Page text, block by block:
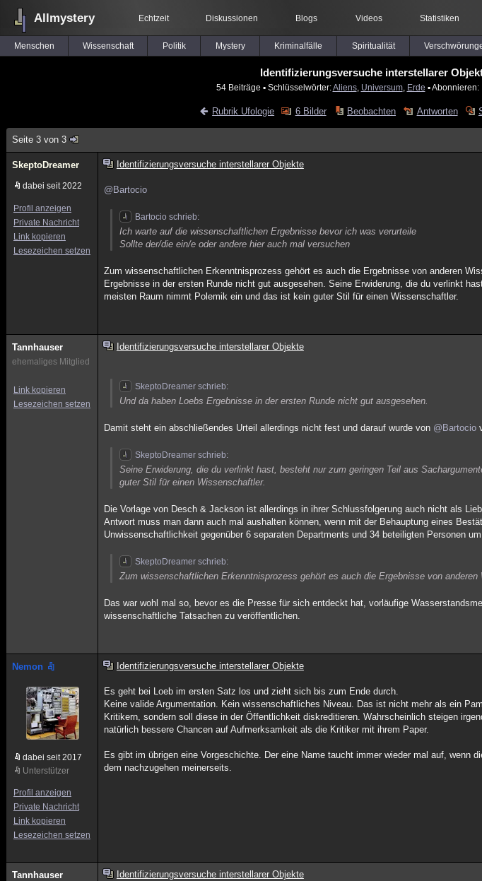
Allmystery Echtzeit Diskussionen Blogs Videos Statistiken
Menschen Wissenschaft Politik Mystery Kriminalfälle Spiritualität
Identifizierungsversuche interstellarer
54 Beiträge ▪ Schlüsselwörter:Aliens, Universum, Erde ▪ Abonnieren:
Rubrik Ufologie 6 Bilder Beobachten Antworten
Seite 3 von 3
SkeptoDreamer
dabei seit 2022
Profil anzeigen
Private Nachricht
Link kopieren
Lesezeichen setzen
Identifizierungsversuche interstellarer Objekte
@Bartocio
Bartocio schrieb:
Ich warte auf die wissenschaftlichen Ergebnisse bevor ich was verurteile
Sollte der/die ein/e oder andere hier auch mal versuchen
Zum wissenschaftlichen Erkenntnisprozess gehört es auch die Ergebnisse von anderen
Ergebnisse in der ersten Runde nicht gut ausgesehen. Seine Erwiderung, die du verlinkt
meisten Raum nimmt Polemik ein und das ist kein guter Stil für einen Wissenschaftler.
Tannhauser
ehemaliges Mitglied
Link kopieren
Lesezeichen setzen
Identifizierungsversuche interstellarer Objekte
SkeptoDreamer schrieb:
Und da haben Loebs Ergebnisse in der ersten Runde nicht gut ausgesehen.
Damit steht ein abschließendes Urteil allerdings nicht fest und darauf wurde von @Bartocio
SkeptoDreamer schrieb:
Seine Erwiderung, die du verlinkt hast, besteht nur zum geringen Teil aus
guter Stil für einen Wissenschaftler.
Die Vorlage von Desch & Jackson ist allerdings in ihrer Schlussfolgerung auch nicht als
Antwort muss man dann auch mal aushalten können, wenn mit der Behauptung eines
Unwissenschaftlichkeit gegenüber 6 separaten Departments und 34 beteiligten Personen
SkeptoDreamer schrieb:
Zum wissenschaftlichen Erkenntnisprozess gehört es auch die Ergebnisse von
Das war wohl mal so, bevor es die Presse für sich entdeckt hat, vorläufige
wissenschaftliche Tatsachen zu veröffentlichen.
Nemon
dabei seit 2017
Unterstützer
Profil anzeigen
Private Nachricht
Link kopieren
Lesezeichen setzen
Identifizierungsversuche interstellarer Objekte
Es geht bei Loeb im ersten Satz los und zieht sich bis zum Ende durch.
Keine valide Argumentation. Kein wissenschaftliches Niveau. Das ist nicht mehr als ein
Kritikern, sondern soll diese in der Öffentlichkeit diskreditieren. Wahrscheinlich steigen
natürlich bessere Chancen auf Aufmerksamkeit als die Kritiker mit ihrem Paper.
Es gibt im übrigen eine Vorgeschichte. Der eine Name taucht immer wieder mal auf, wenn
dem nachzugehen meinerseits.
Tannhauser Identifizierungsversuche interstellarer Objekte